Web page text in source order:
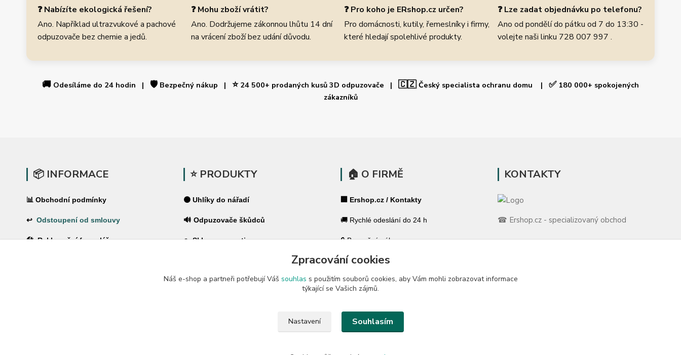
❓ Nabízíte ekologická řešení?
Ano. Například ultrazvukové a pachové
odpuzovače bez chemie a jedů.
❓ Mohu zboží vrátit?
Ano. Dodržujeme zákonnou lhůtu 14 dní
na vrácení zboží bez udání důvodu.
❓ Pro koho je ERshop.cz určen?
Pro domácnosti, kutily, řemeslníky i firmy,
které hledají spolehlivé produkty.
❓ Lze zadat objednávku po telefonu?
Ano od pondělí do pátku od 7 do 13:30 -
volejte naši linku 728 007 997 .
🚚 Odesíláme do 24 hodin | 🛡️ Bezpečný nákup | ⭐24 500+ prodaných kusů 3D odpuzovače | 🇨🇿Český specialista ochranu domu | ✅180 000+ spokojených
zákazníků
📦 INFORMACE
📊 Obchodní podmínky
↩ Odstoupení od smlouvy
🛠 Reklamační formulář
⭐ PRODUKTY
⚫ Uhlíky do nářadí
🔊 Odpuzovače škůdců
🪤 Sklopce a pasti
⚡ Elektrické ohradníky
🏠 O FIRMĚ
🏢 Ershop.cz / Kontakty
🚚 Rychlé odeslání do 24 h
🔒 Bezpečný nákup
⭐ 180 000+ spokojených zákazníků
🇨🇿 Český specialista pro váš dům
KONTAKTY
☎ Ershop.cz - specializovaný obchod
Zpracování cookies
Náš e-shop a partneři potřebují Váš souhlas s použitím souborů cookies, aby Vám mohli zobrazovat informace
týkající se Vašich zájmů.
Nastavení Souhlasím